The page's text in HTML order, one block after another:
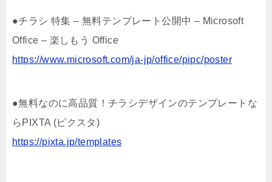
●チラシ 特集 – 無料テンプレート公開中 – Microsoft
Office – 楽しもう Office
https://www.microsoft.com/ja-jp/office/pipc/poster
●無料なのに高品質！チラシデザインのテンプレートな
らPIXTA (ピクスタ)
https://pixta.jp/templates